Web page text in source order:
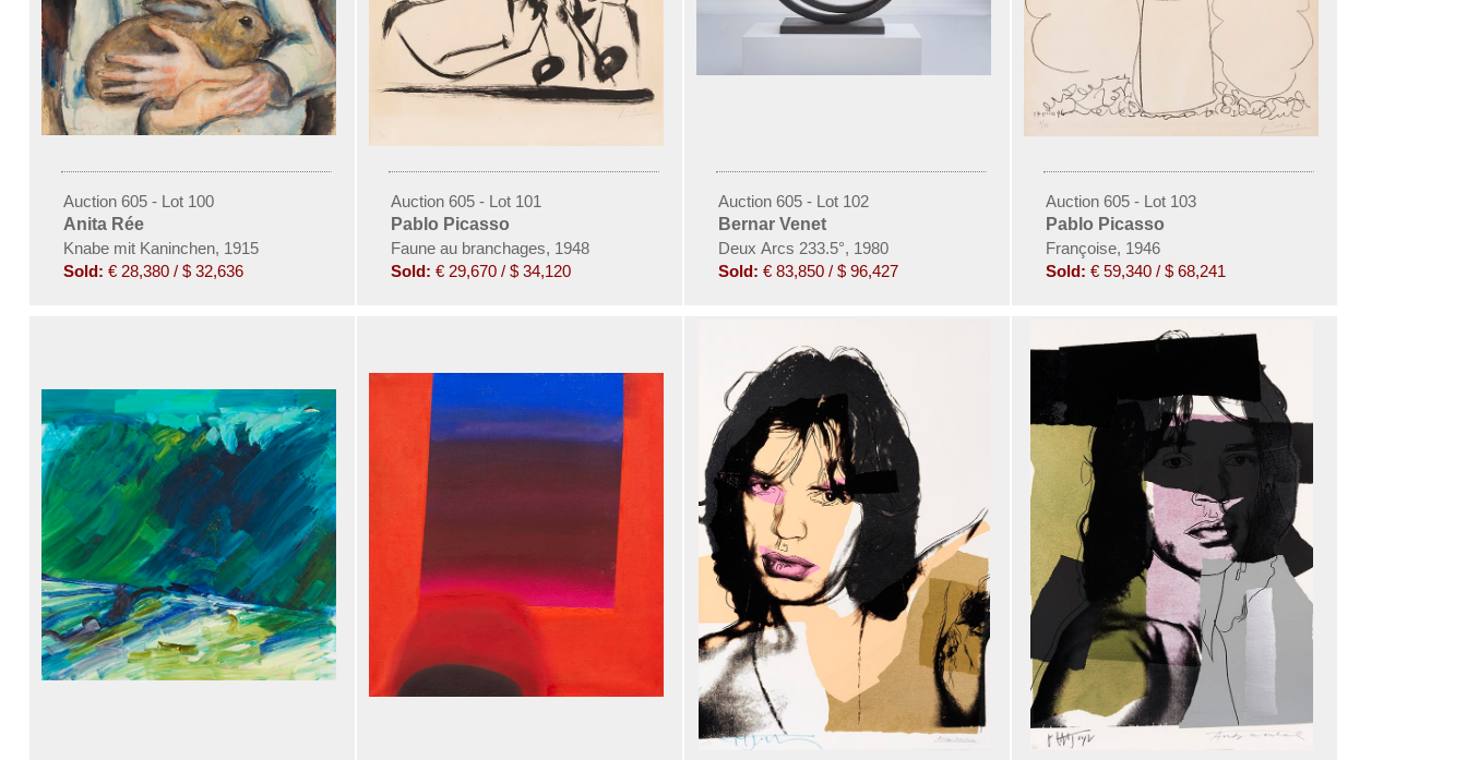
Auction 605 - Lot 100
Anita Rée
Knabe mit Kaninchen, 1915
Sold: € 28,380 / $ 32,636
Auction 605 - Lot 101
Pablo Picasso
Faune au branchages, 1948
Sold: € 29,670 / $ 34,120
Auction 605 - Lot 102
Bernar Venet
Deux Arcs 233.5°, 1980
Sold: € 83,850 / $ 96,427
Auction 605 - Lot 103
Pablo Picasso
Françoise, 1946
Sold: € 59,340 / $ 68,241